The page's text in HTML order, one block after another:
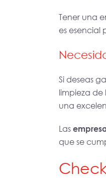
Tener una
es esencial
Si deseas
limpieza de
una
Las
que se